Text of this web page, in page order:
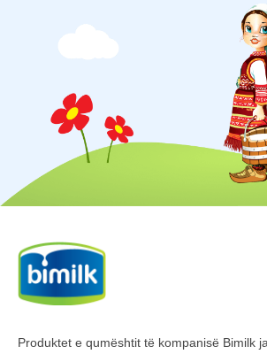
Produktet e qumështit të kompanisë Bimilk